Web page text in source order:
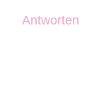
Antworten